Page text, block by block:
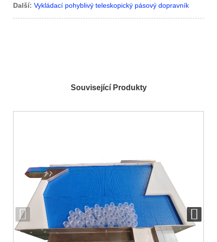
Další: Vykládací pohyblivý teleskopický pásový dopravník
Související Produkty